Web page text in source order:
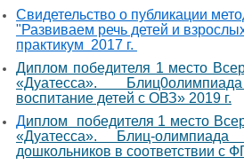
Свидетельство о публикации
"Развиваем речь детей и
практикум 2017 г.
Диплом победителя 1 место
«Дуатесса».
воспитание детей с ОВЗ» 2019 г.
Диплом победителя 1 место
«Дуатесса». Блиц-олимпиада
дошкольников в соответствии с